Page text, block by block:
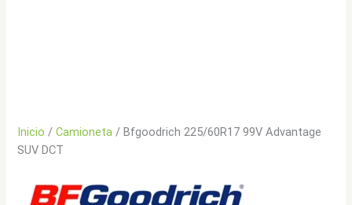
Inicio /Camioneta / Bfgoodrich 225/60R17 99V Advantage
SUV DCT